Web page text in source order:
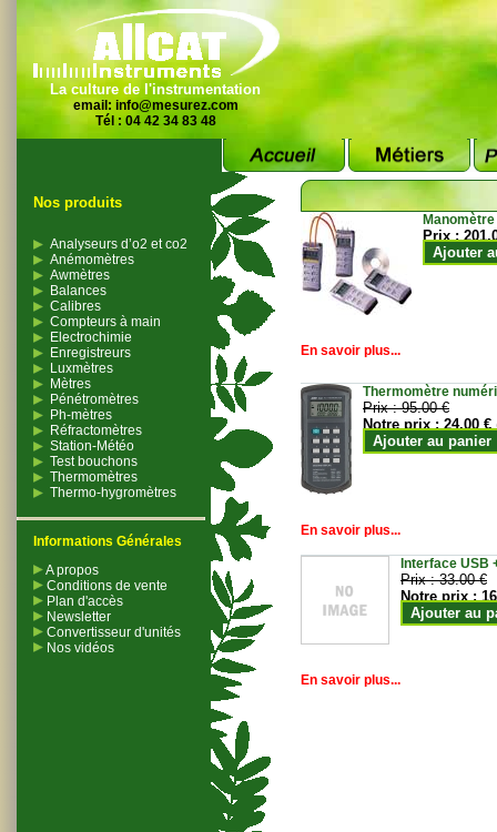
La culture de l'instrumentation
email: info@mesurez.com
Tél : 04 42 34 83 48
Nos produits
Analyseurs d’o2 et co2
Anémomètres
Awmètres
Balances
Calibres
Compteurs à main
Electrochimie
Enregistreurs
Luxmètres
Mètres
Pénétromètres
Ph-mètres
Réfractomètres
Station-Météo
Test bouchons
Thermomètres
Thermo-hygromètres
Informations Générales
A propos
Conditions de vente
Plan d'accès
Newsletter
Convertisseur d'unités
Nos vidéos
Prix :
Ajouter
En savoir plus...
Thermomètre
Prix :95.00 €
Notre prix :24.00 €
Ajouter au panier
En savoir plus...
Interface USB
Prix :33.00 €
Notre prix :
Ajouter au
En savoir plus...